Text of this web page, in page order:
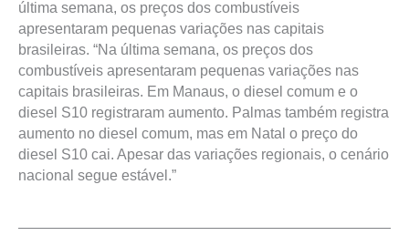
última semana, os preços dos combustíveis
apresentaram pequenas variações nas capitais
brasileiras. “Na última semana, os preços dos
combustíveis apresentaram pequenas variações nas
capitais brasileiras. Em Manaus, o diesel comum e o
diesel S10 registraram aumento. Palmas também registra
aumento no diesel comum, mas em Natal o preço do
diesel S10 cai. Apesar das variações regionais, o cenário
nacional segue estável.”